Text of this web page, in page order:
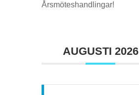
Årsmöteshandlingar!
AUGUSTI 2026